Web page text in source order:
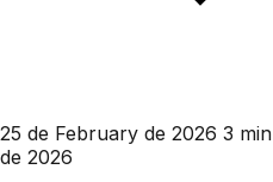
25 de February de 2026 3 min
de 2026